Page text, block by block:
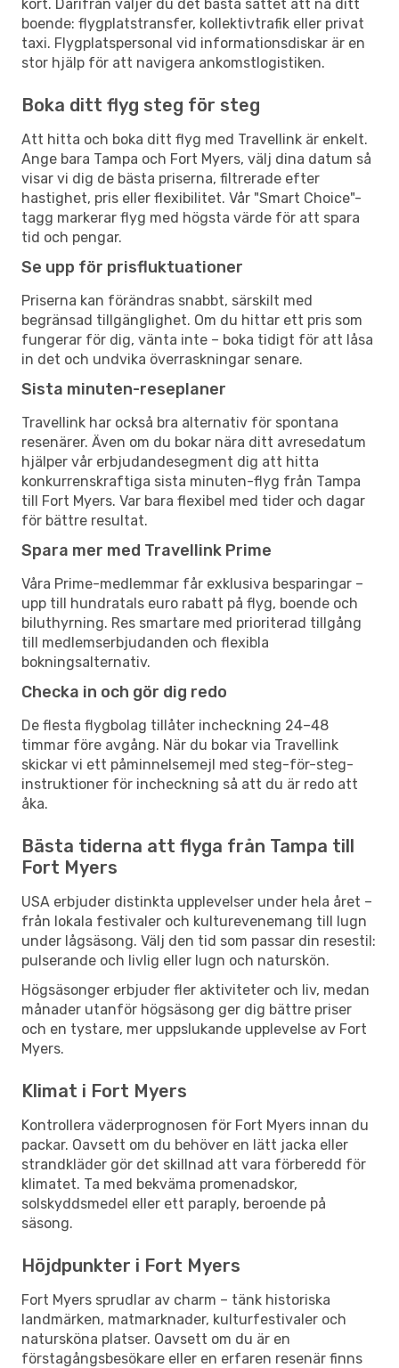
kort. Därifrån väljer du det bästa sättet att nå ditt
boende: flygplatstransfer, kollektivtrafik eller privat
taxi. Flygplatspersonal vid informationsdiskar är en
stor hjälp för att navigera ankomstlogistiken.
Boka ditt flyg steg för steg
Att hitta och boka ditt flyg med Travellink är enkelt.
Ange bara Tampa och Fort Myers, välj dina datum så
visar vi dig de bästa priserna, filtrerade efter
hastighet, pris eller flexibilitet. Vår "Smart Choice"-
tagg markerar flyg med högsta värde för att spara
tid och pengar.
Se upp för prisfluktuationer
Priserna kan förändras snabbt, särskilt med
begränsad tillgänglighet. Om du hittar ett pris som
fungerar för dig, vänta inte – boka tidigt för att låsa
in det och undvika överraskningar senare.
Sista minuten-reseplaner
Travellink har också bra alternativ för spontana
resenärer. Även om du bokar nära ditt avresedatum
hjälper vår erbjudandesegment dig att hitta
konkurrenskraftiga sista minuten-flyg från Tampa
till Fort Myers. Var bara flexibel med tider och dagar
för bättre resultat.
Spara mer med Travellink Prime
Våra Prime-medlemmar får exklusiva besparingar –
upp till hundratals euro rabatt på flyg, boende och
biluthyrning. Res smartare med prioriterad tillgång
till medlemserbjudanden och flexibla
bokningsalternativ.
Checka in och gör dig redo
De flesta flygbolag tillåter incheckning 24–48
timmar före avgång. När du bokar via Travellink
skickar vi ett påminnelsemejl med steg-för-steg-
instruktioner för incheckning så att du är redo att
åka.
Bästa tiderna att flyga från Tampa till
Fort Myers
USA erbjuder distinkta upplevelser under hela året –
från lokala festivaler och kulturevenemang till lugn
under lågsäsong. Välj den tid som passar din resestil:
pulserande och livlig eller lugn och naturskön.
Högsäsonger erbjuder fler aktiviteter och liv, medan
månader utanför högsäsong ger dig bättre priser
och en tystare, mer uppslukande upplevelse av Fort
Myers.
Klimat i Fort Myers
Kontrollera väderprognosen för Fort Myers innan du
packar. Oavsett om du behöver en lätt jacka eller
strandkläder gör det skillnad att vara förberedd för
klimatet. Ta med bekväma promenadskor,
solskyddsmedel eller ett paraply, beroende på
säsong.
Höjdpunkter i Fort Myers
Fort Myers sprudlar av charm – tänk historiska
landmärken, matmarknader, kulturfestivaler och
natursköna platser. Oavsett om du är en
förstagångsbesökare eller en erfaren resenär finns